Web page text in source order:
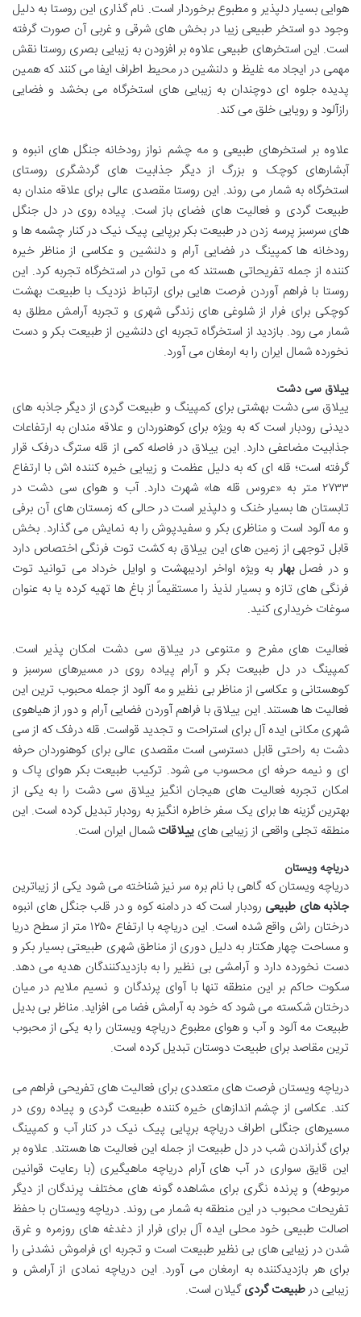
هوایی بسیار دلپذیر و مطبوع برخوردار است. نام گذاری این روستا به دلیل
وجود دو استخر طبیعی زیبا در بخش های شرقی و غربی آن صورت گرفته
است. این استخرهای طبیعی علاوه بر افزودن به زیبایی بصری روستا نقش
مهمی در ایجاد مه غلیظ و دلنشین در محیط اطراف ایفا می کنند که همین
پدیده جلوه ای دوچندان به زیبایی های استخرگاه می بخشد و فضایی
رازآلود و رویایی خلق می کند.
علاوه بر استخرهای طبیعی و مه چشم نواز رودخانه جنگل های انبوه و
آبشارهای کوچک و بزرگ از دیگر جذابیت های گردشگری روستای
استخرگاه به شمار می روند. این روستا مقصدی عالی برای علاقه مندان به
طبیعت گردی و فعالیت های فضای باز است. پیاده روی در دل جنگل
های سرسبز پرسه زدن در طبیعت بکر برپایی پیک نیک در کنار چشمه ها و
رودخانه ها کمپینگ در فضایی آرام و دلنشین و عکاسی از مناظر خیره
کننده از جمله تفریحاتی هستند که می توان در استخرگاه تجربه کرد. این
روستا با فراهم آوردن فرصت هایی برای ارتباط نزدیک با طبیعت بهشت
کوچکی برای فرار از شلوغی های زندگی شهری و تجربه آرامش مطلق به
شمار می رود. بازدید از استخرگاه تجربه ای دلنشین از طبیعت بکر و دست
نخورده شمال ایران را به ارمغان می آورد.
ییلاق سی دشت
ییلاق سی دشت بهشتی برای کمپینگ و طبیعت گردی از دیگر جاذبه های
دیدنی رودبار است که به ویژه برای کوهنوردان و علاقه مندان به ارتفاعات
جذابیت مضاعفی دارد. این ییلاق در فاصله کمی از قله سترگ درفک قرار
گرفته است؛ قله ای که به دلیل عظمت و زیبایی خیره کننده اش با ارتفاع
۲۷۳۳ متر به «عروس قله ها» شهرت دارد. آب و هوای سی دشت در
تابستان ها بسیار خنک و دلپذیر است در حالی که زمستان های آن برفی
و مه آلود است و مناظری بکر و سفیدپوش را به نمایش می گذارد. بخش
قابل توجهی از زمین های این ییلاق به کشت توت فرنگی اختصاص دارد
و در فصلبهاربه ویژه اواخر اردیبهشت و اوایل خرداد می توانید توت
فرنگی های تازه و بسیار لذیذ را مستقیماً از باغ ها تهیه کرده یا به عنوان
سوغات خریداری کنید.
فعالیت های مفرح و متنوعی در ییلاق سی دشت امکان پذیر است.
کمپینگ در دل طبیعت بکر و آرام پیاده روی در مسیرهای سرسبز و
کوهستانی و عکاسی از مناظر بی نظیر و مه آلود از جمله محبوب ترین این
فعالیت ها هستند. این ییلاق با فراهم آوردن فضایی آرام و دور از هیاهوی
شهری مکانی ایده آل برای استراحت و تجدید قواست. قله درفک که از سی
دشت به راحتی قابل دسترسی است مقصدی عالی برای کوهنوردان حرفه
ای و نیمه حرفه ای محسوب می شود. ترکیب طبیعت بکر هوای پاک و
امکان تجربه فعالیت های هیجان انگیز ییلاق سی دشت را به یکی از
بهترین گزینه ها برای یک سفر خاطره انگیز به رودبار تبدیل کرده است. این
منطقه تجلی واقعی از زیبایی های ییلاقات شمال ایران است.
دریاچه ویستان
دریاچه ویستان که گاهی با نام بره سر نیز شناخته می شود یکی از زیباترین
جاذبه های طبیعی رودبار است که در دامنه کوه و در قلب جنگل های انبوه
درختان راش واقع شده است. این دریاچه با ارتفاع ۱۲۵۰ متر از سطح دریا
و مساحت چهار هکتار به دلیل دوری از مناطق شهری طبیعتی بسیار بکر و
دست نخورده دارد و آرامشی بی نظیر را به بازدیدکنندگان هدیه می دهد.
سکوت حاکم بر این منطقه تنها با آوای پرندگان و نسیم ملایم در میان
درختان شکسته می شود که خود به آرامش فضا می افزاید. مناظر بی بدیل
طبیعت مه آلود و آب و هوای مطبوع دریاچه ویستان را به یکی از محبوب
ترین مقاصد برای طبیعت دوستان تبدیل کرده است.
دریاچه ویستان فرصت های متعددی برای فعالیت های تفریحی فراهم می
کند. عکاسی از چشم اندازهای خیره کننده طبیعت گردی و پیاده روی در
مسیرهای جنگلی اطراف دریاچه برپایی پیک نیک در کنار آب و کمپینگ
برای گذراندن شب در دل طبیعت از جمله این فعالیت ها هستند. علاوه بر
این قایق سواری در آب های آرام دریاچه ماهیگیری (با رعایت قوانین
مربوطه) و پرنده نگری برای مشاهده گونه های مختلف پرندگان از دیگر
تفریحات محبوب در این منطقه به شمار می روند. دریاچه ویستان با حفظ
اصالت طبیعی خود محلی ایده آل برای فرار از دغدغه های روزمره و غرق
شدن در زیبایی های بی نظیر طبیعت است و تجربه ای فراموش نشدنی را
برای هر بازدیدکننده به ارمغان می آورد. این دریاچه نمادی از آرامش و
زیبایی درطبیعت گردیگیلان است.